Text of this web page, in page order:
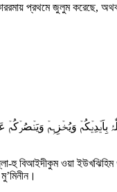
প্রথমে জুলুম করেছে,
بِاَیۡدِیۡکُمۡ وَیُخۡزِہِمۡ
হু বিআইদীকুম ওয়া ইউখঝিহিম